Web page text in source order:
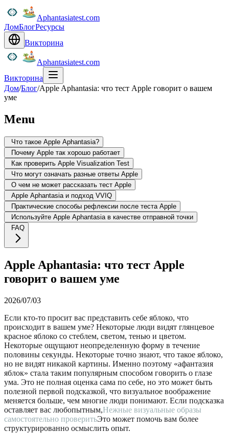
Aphantasiatest.com
ДомБлогРесурсы
Викторина
Aphantasiatest.com
Викторина
Дом/Блог/Apple Aphantasia: что тест Apple говорит о вашем
уме
Menu
Что такое Apple Aphantasia?
Почему Apple так хорошо работает
Как проверить Apple Visualization Test
Что могут означать разные ответы Apple
О чем не может рассказать тест Apple
Apple Aphantasia и подход VVIQ
Практические способы рефлексии после теста Apple
Используйте Apple Aphantasia в качестве отправной точки
FAQ
Apple Aphantasia: что тест Apple
говорит о вашем уме
2026/07/03
Если кто-то просит вас представить себе яблоко, что
происходит в вашем уме? Некоторые люди видят глянцевое
красное яблоко со стеблем, светом, тенью и цветом.
Некоторые ощущают неопределенную форму в течение
половины секунды. Некоторые точно знают, что такое яблоко,
но не видят никакой картины. Именно поэтому «афантазия
яблок» стала таким популярным способом говорить о глазе
ума. Это не полная оценка сама по себе, но это может быть
полезной первой подсказкой, что визуальное воображение
меняется больше, чем многие люди понимают. Если подсказка
оставляет вас любопытным,Нежные визуальные образы
самостоятельно проверитьЭто может помочь вам более
структурированно осмыслить опыт.